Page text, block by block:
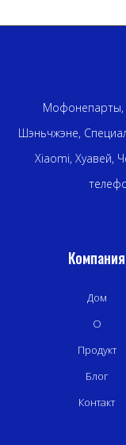
Мофонепарты,
Шэньчжэне,
Xiaomi, Хуавей,
Компания
Дом
О
Продукт
Блог
Контакт